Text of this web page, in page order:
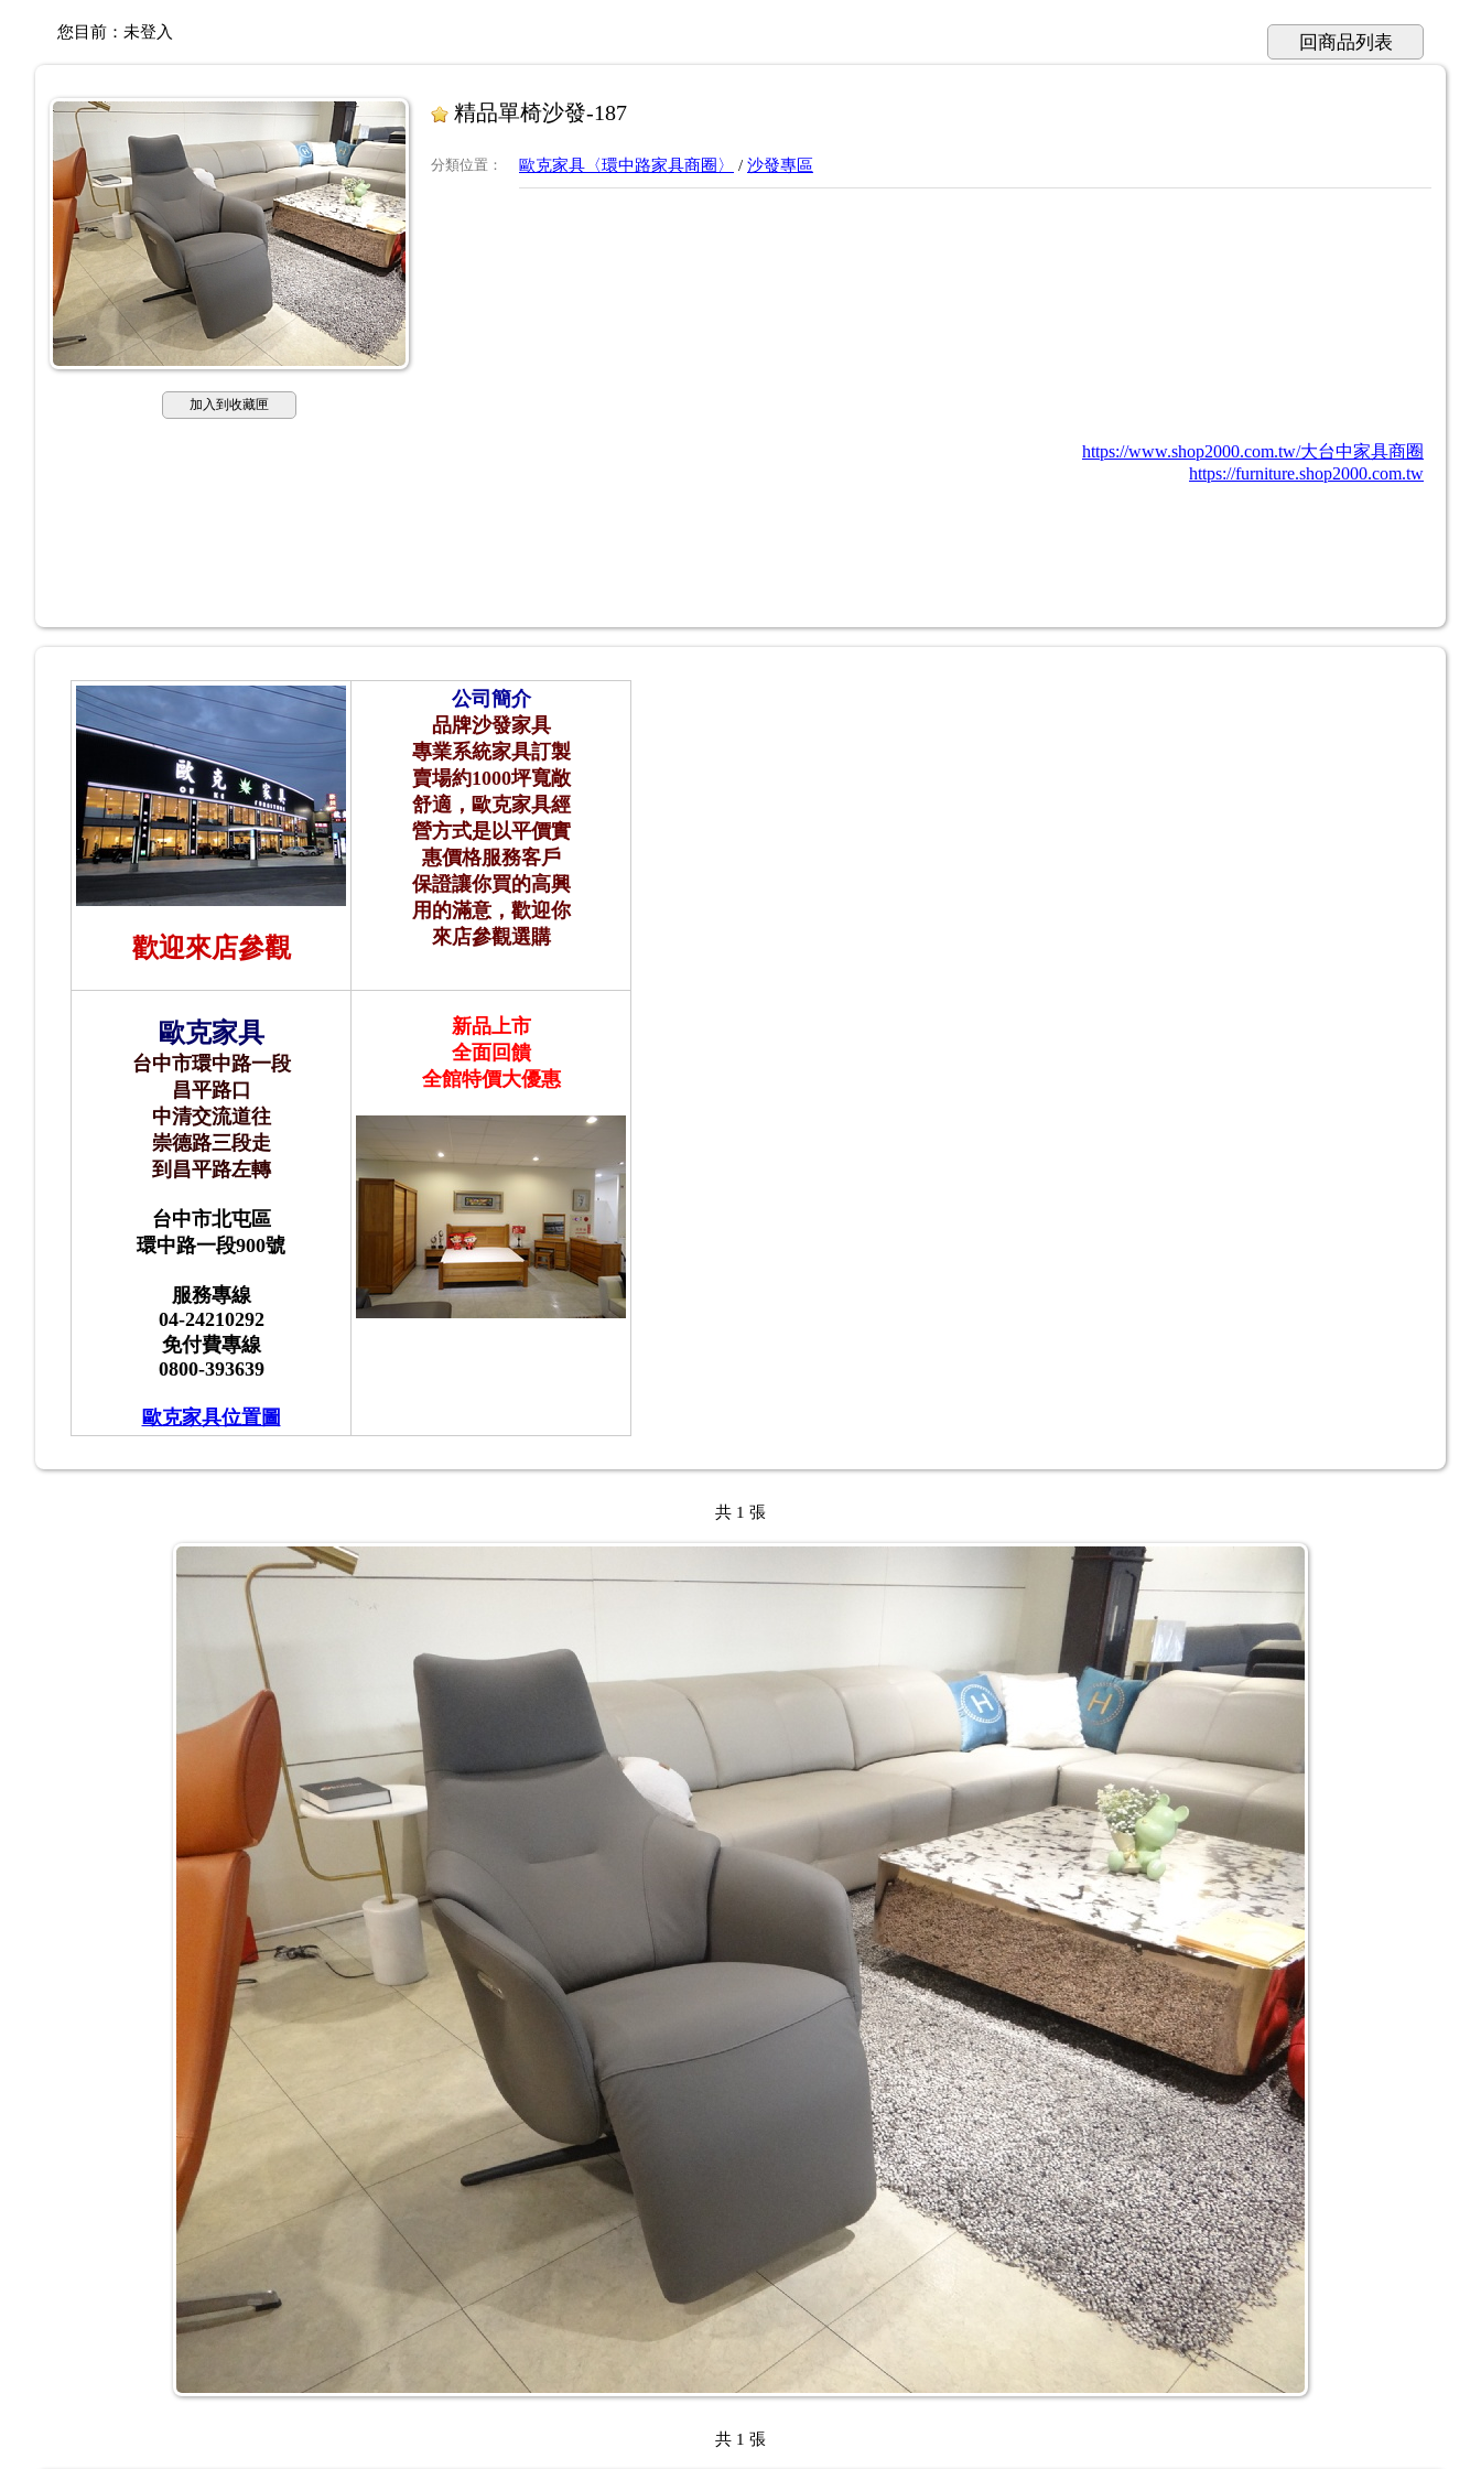
您目前： 未登入 回商品列表
加入到收藏匣
精品單椅沙發-187
分類位置 ： 歐克家具〈環中路家具商圈〉 / 沙發專區
https://www.shop2000.com.tw/大台中家具商圈
https://furniture.shop2000.com.tw
歡迎來店參觀
公司簡介
品牌沙發家具
專業系統家具訂製
賣場約1000坪寬敞
舒適，歐克家具經
營方式是以平價實
惠價格服務客戶
保證讓你買的高興
用的滿意，歡迎你
來店參觀選購
歐克家具
台中市環中路一段
昌平路口
中清交流道往
崇德路三段走
到昌平路左轉
台中市北屯區
環中路一段900號
服務專線
04-24210292
免付費專線
0800-393639
歐克家具位置圖
新品上市
全面回饋
全館特價大優惠
共 1 張
共 1 張